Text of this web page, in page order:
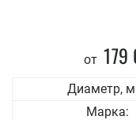
от 179
Диаметр,
Марка: